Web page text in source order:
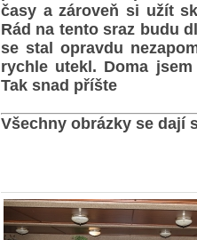
časy a zároveň si užít
Rád na tento sraz budu
se stal opravdu
rychle utekl. Doma
Tak snad příšte
Všechny obrázky se dají